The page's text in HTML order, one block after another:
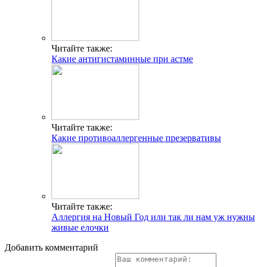
Читайте также:
Какие антигистаминные при астме
Читайте также:
Какие противоаллергенные презервативы
Читайте также:
Аллергия на Новый Год или так ли нам уж нужны
живые елочки
Добавить комментарий